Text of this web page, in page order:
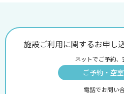
施設ご利用に関するお申し
ネットでご予約、
ご予約・空
電話でお問い